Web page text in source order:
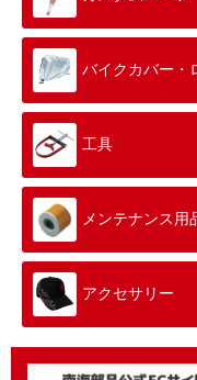
バイクカバー・
工具
メンテナンス用
アクセサリー